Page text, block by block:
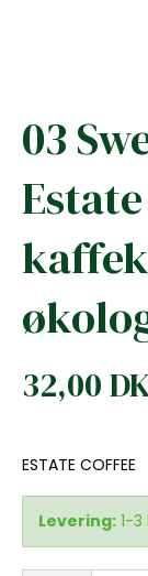
03
32,00
ESTATE COFFEE
Levering: 1-